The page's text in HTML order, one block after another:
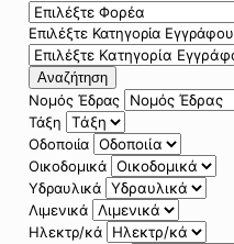
Επιλέξτε Κατηγορία Εγγράφου
Αναζήτηση
Νομός Έδρας
Τάξη
Οδοποιία
Οικοδομικά
Υδραυλικά
Λιμενικά
Ηλεκτρ/κά